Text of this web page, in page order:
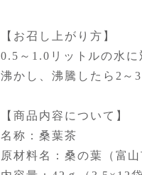
【お召し上がり方】
0.5～1.0リットルの水
沸かし、沸騰したら2～
【商品内容について】
名称：桑葉茶
原材料名：桑の葉（富山